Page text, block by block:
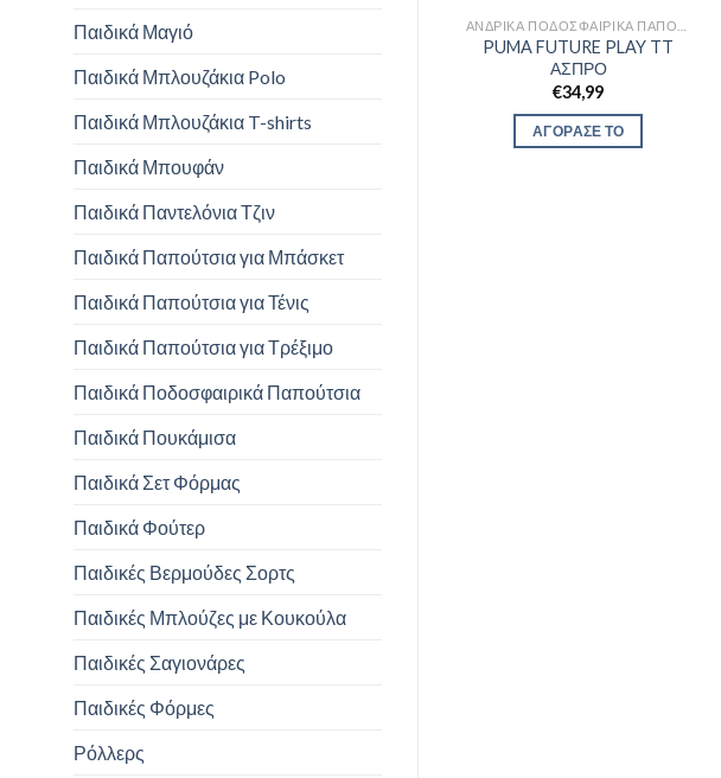
Παιδικά Μαγιό
Παιδικά Μπλουζάκια Polo
Παιδικά Μπλουζάκια T-shirts
Παιδικά Μπουφάν
Παιδικά Παντελόνια Τζιν
Παιδικά Παπούτσια για Μπάσκετ
Παιδικά Παπούτσια για Τένις
Παιδικά Παπούτσια για Τρέξιμο
Παιδικά Ποδοσφαιρικά Παπούτσια
Παιδικά Πουκάμισα
Παιδικά Σετ Φόρμας
Παιδικά Φούτερ
Παιδικές Βερμούδες Σορτς
Παιδικές Μπλούζες με Κουκούλα
Παιδικές Σαγιονάρες
Παιδικές Φόρμες
Ρόλλερς
PUMA FUTURE PLAY TT
ΑΣΠΡΟ
€34,99
ΑΓΟΡΑΣΕ ΤΟ